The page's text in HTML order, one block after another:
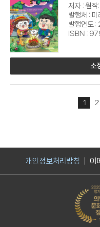
저자 : 원작
발행처 : 미
발행연도 :
ISBN :
소
1 2
개인정보처리방침 이